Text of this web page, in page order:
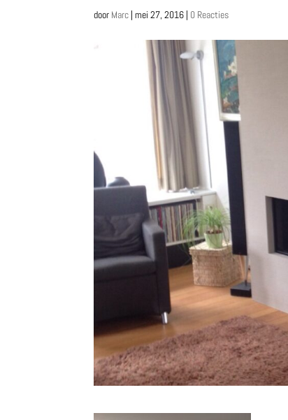
door Marc |mei 27, 2016 | 0 Reacties